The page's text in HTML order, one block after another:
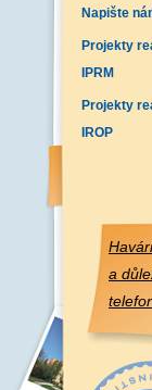
Napište
Projekty
IPRM
Projekty
IROP
a